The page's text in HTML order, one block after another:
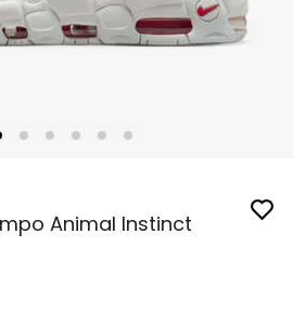
Animal Instinct